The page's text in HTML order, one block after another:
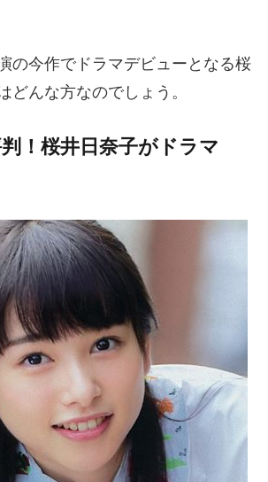
の今作でドラマデビューとなる桜
どんな方なのでしょう。
！桜井日奈子がドラマ